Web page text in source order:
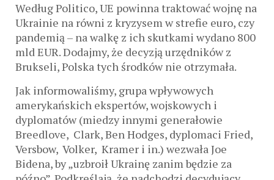
Według Politico, UE powinna traktować wojnę na
Ukrainie na równi z kryzysem w strefie euro, czy
pandemią – na walkę z ich skutkami wydano 800
mld EUR. Dodajmy, że decyzją urzędników z
Brukseli, Polska tych środków nie otrzymała.
Jak informowaliśmy, grupa wpływowych
amerykańskich ekspertów, wojskowych i
dyplomatów (miedzy innymi generałowie
Breedlove, Clark, Ben Hodges, dyplomaci Fried,
Versbow, Volker, Kramer i in.) wezwała Joe
Bidena, by „uzbroił Ukrainę zanim będzie za